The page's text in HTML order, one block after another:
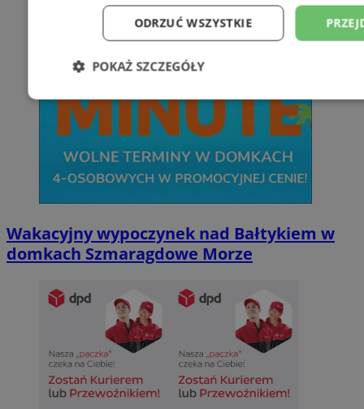
Wakacyjny wypoczynek nad Bałtykiem w
domkach Szmaragdowe Morze
ODRZUĆ WSZYSTKIE
POKAŻ SZCZEGÓŁY
Niezbędne Wydajność
Niesklasyfikowane
Niezbędne pliki cookie umożliwiają korzystanie z podstawowych
takich jak logowanie użytkownika i zarządzanie kontem. Bez
można prawidłowo korzystać ze strony internetowej.
Nazwa
Provider
Domena
SessID
sosnowiecki.pl